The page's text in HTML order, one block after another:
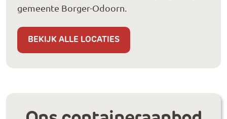
gemeente Borger-Odoorn.
BEKIJK ALLE LOCATIES